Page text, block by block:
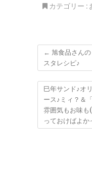
カテゴリー :
← 旭食品さん
スタレシピ♪
巳年サンド♪オ
ース♪ミィ？＆
雰囲気もお味
っておけばよか